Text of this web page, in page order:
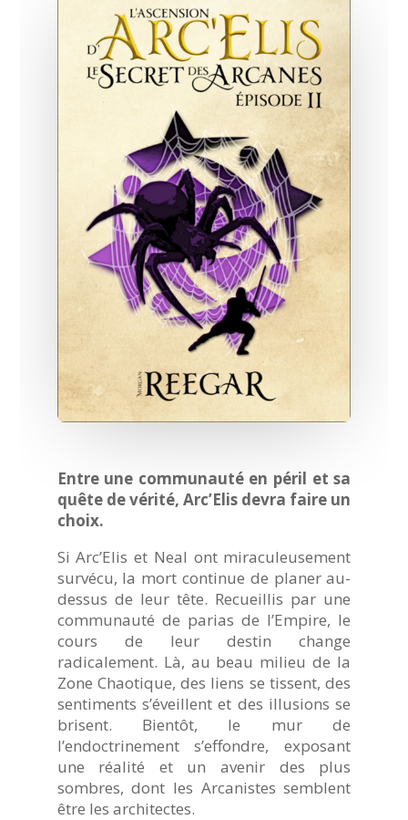
Entre une communauté en péril et sa
quête de vérité, Arc’Elis devra faire un
choix.
Si Arc’Elis et Neal ont miraculeusement
survécu, la mort continue de planer au-
dessus de leur tête. Recueillis par une
communauté de parias de l’Empire, le
cours de leur destin change
radicalement. Là, au beau milieu de la
Zone Chaotique, des liens se tissent, des
sentiments s’éveillent et des illusions se
brisent. Bientôt, le mur de
l’endoctrinement s’effondre, exposant
une réalité et un avenir des plus
sombres, dont les Arcanistes semblent
être les architectes.